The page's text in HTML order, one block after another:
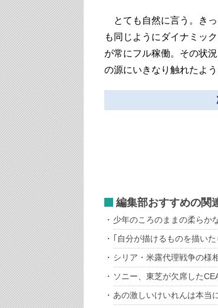
とても自然に言う。きっ
も同じようにダイナミッ
が常にフル稼働。その状
の源にいきなり触れたよう
編集部おすすめの関
少年のころのままの柔らか
｢自分が描けるものを描い
シリア・米露代理戦争の様
ソニー、東芝が欠席した
あの激しいけいれんは本当